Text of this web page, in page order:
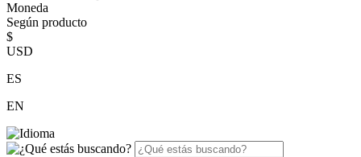
Moneda
Según producto
$
USD
ES
EN